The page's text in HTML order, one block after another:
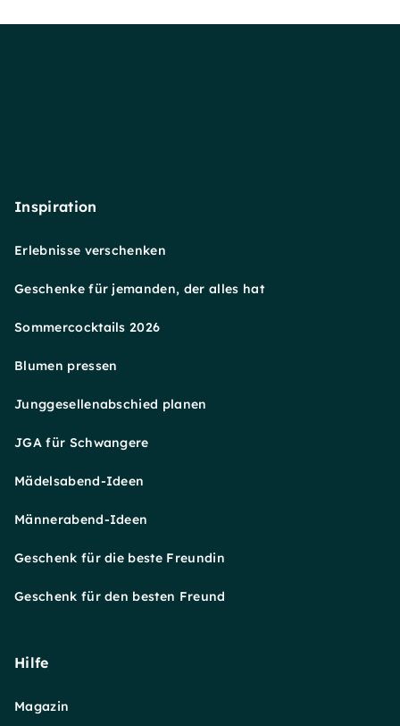
Inspiration
Erlebnisse verschenken
Geschenke für jemanden, der alles hat
Sommercocktails 2026
Blumen pressen
Junggesellenabschied planen
JGA für Schwangere
Mädelsabend-Ideen
Männerabend-Ideen
Geschenk für die beste Freundin
Geschenk für den besten Freund
Hilfe
Magazin